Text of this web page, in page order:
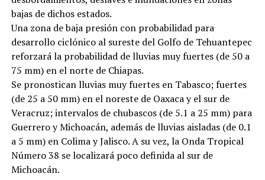
bajas de dichos estados.
Una zona de baja presión con probabilidad para
desarrollo ciclónico al sureste del Golfo de Tehuantepec
reforzará la probabilidad de lluvias muy fuertes (de 50 a
75 mm) en el norte de Chiapas.
Se pronostican lluvias muy fuertes en Tabasco; fuertes
(de 25 a 50 mm) en el noreste de Oaxaca y el sur de
Veracruz; intervalos de chubascos (de 5.1 a 25 mm) para
Guerrero y Michoacán, además de lluvias aisladas (de 0.1
a 5 mm) en Colima y Jalisco. A su vez, la Onda Tropical
Número 38 se localizará poco definida al sur de
Michoacán.